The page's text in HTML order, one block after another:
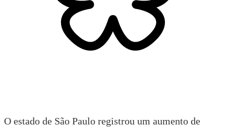
O estado de São Paulo registrou um aumento de